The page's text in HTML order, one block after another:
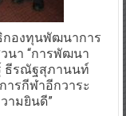
องทุนพัฒนาการ
นา “การพัฒนา
ธีรณัฐสุภานนท์
รกีฬาอีกวาระ
ามยินดี”